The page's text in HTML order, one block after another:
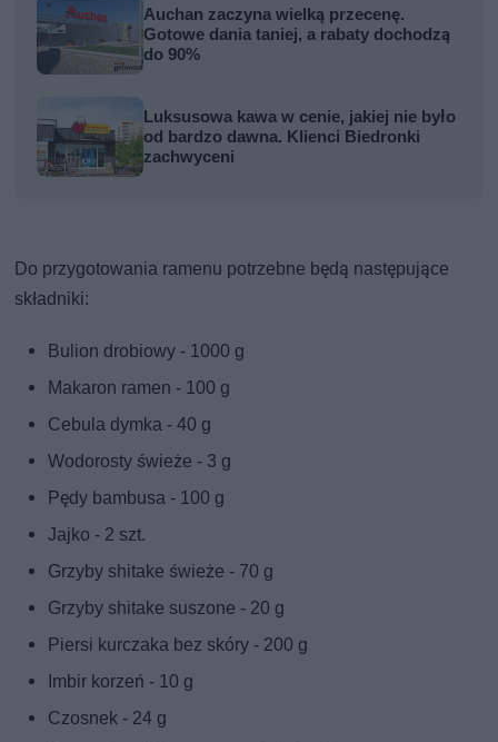
Auchan zaczyna wielką przecenę.
Gotowe dania taniej, a rabaty dochodzą
do 90%
Luksusowa kawa w cenie, jakiej nie było
od bardzo dawna. Klienci Biedronki
zachwyceni
Do przygotowania ramenu potrzebne będą następujące
składniki:
Bulion drobiowy - 1000 g
Makaron ramen - 100 g
Cebula dymka - 40 g
Wodorosty świeże - 3 g
Pędy bambusa - 100 g
Jajko - 2 szt.
Grzyby shitake świeże - 70 g
Grzyby shitake suszone - 20 g
Piersi kurczaka bez skóry - 200 g
Imbir korzeń - 10 g
Czosnek - 24 g